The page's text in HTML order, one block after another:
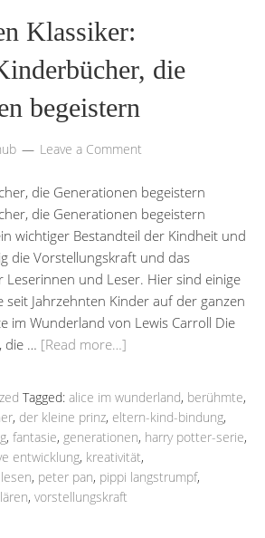
Klassiker:
die
begeistern
Leave a Comment
die Generationen begeistern
die Generationen begeistern
wichtiger Bestandteil der Kindheit und
die Vorstellungskraft und das
Leserinnen und Leser. Hier sind einige
seit Jahrzehnten Kinder auf der ganzen
im Wunderland von Lewis Carroll Die
die … [Read more…]
Tagged: alice im wunderland, berühmte,
, der kleine prinz, eltern-kind-bindung,
, fantasie, generationen, harry potter-serie,
entwicklung, kreativität,
lesen, peter pan, pippi langstrumpf,
, vorstellungskraft